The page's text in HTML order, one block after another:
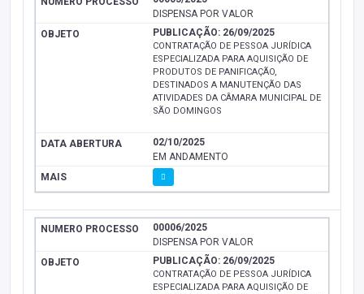
DISPENSA POR VALOR
PUBLICAÇÃO: 26/09/2025
CONTRATAÇÃO DE PESSOA JURÍDICA
ESPECIALIZADA PARA AQUISIÇÃO DE
PRODUTOS DE PANIFICAÇÃO,
DESTINADOS A MANUTENÇÃO DAS
ATIVIDADES DA CÂMARA MUNICIPAL DE
SÃO DOMINGOS
02/10/2025
EM ANDAMENTO
00006/2025
DISPENSA POR VALOR
PUBLICAÇÃO: 26/09/2025
CONTRATAÇÃO DE PESSOA JURÍDICA
ESPECIALIZADA PARA AQUISIÇÃO DE